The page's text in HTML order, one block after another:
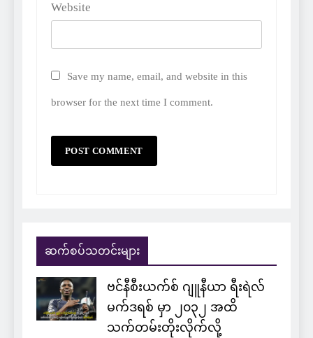
Website
Save my name, email, and website in this
browser for the next time I comment.
ဆက်စပ်သတင်းများ
ဗင်နီစီးယက်စ် ဂျူနီယာ ရီးရဲလ်
မက်ဒရစ် မှာ ၂၀၃၂ အထိ
သက်တမ်းတိုးလိုက်လို့